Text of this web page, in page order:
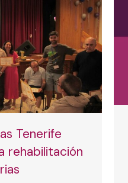
Tenerife
rehabilitación